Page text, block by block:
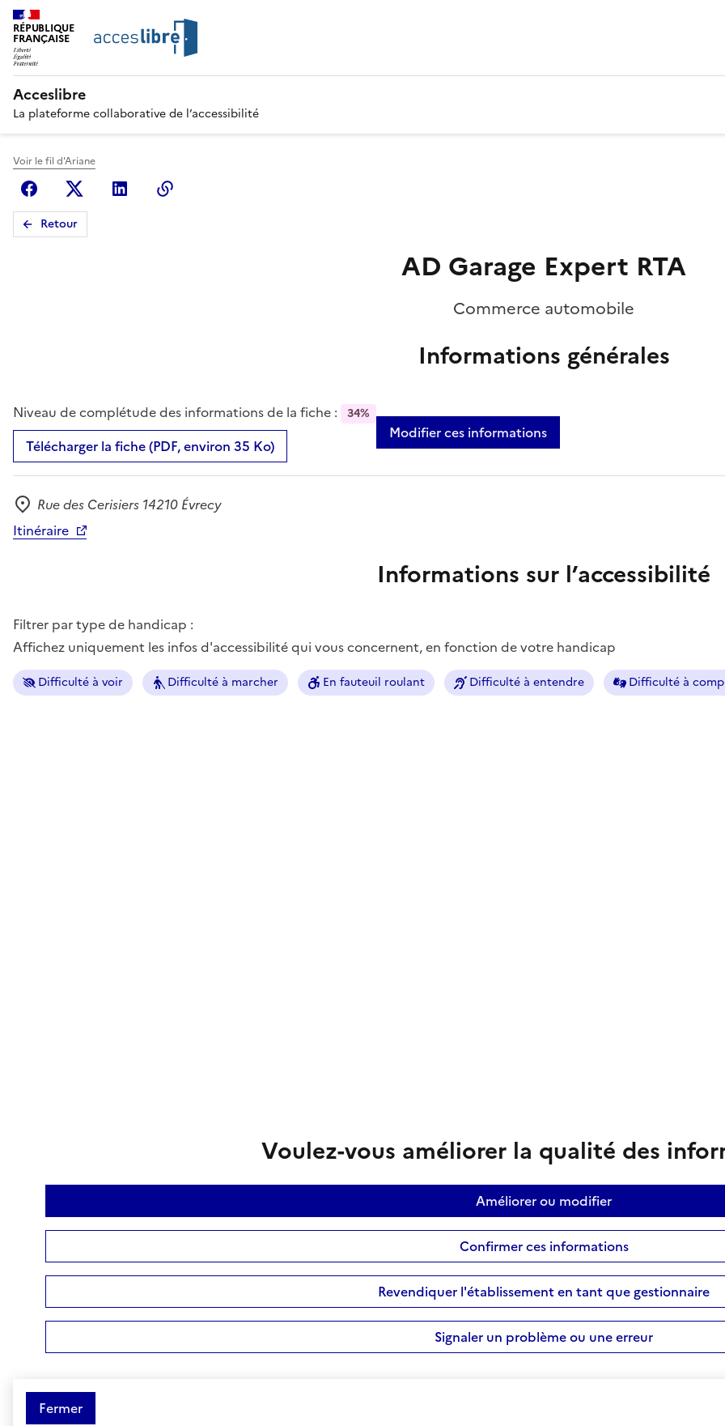
RÉPUBLIQUE
FRANÇAISE
Acceslibre
La plateforme collaborative de l’accessibilité
Voir le fil d'Ariane
FacebookX (anciennement Twitter)
Linkedin
Retour
AD Garage Expert RTA
Commerce automobile
Informations générales
Niveau de complétude des informations de la fiche : 34%
Télécharger la fiche (PDF, environ 35 Ko)
Modifier ces informations
Adresse
Rue des Cerisiers 14210 Évrecy
Itinéraire
Informations sur l’accessibilité
Filtrer par type de handicap :
Affichez uniquement les infos d'accessibilité qui vous concernent, en fonction de votre handicap
Difficulté à voir Difficulté à marcher En fauteuil roulant Difficulté à entendre Difficulté à
Voulez-vous améliorer la qualité des
Améliorer ou modifier
Confirmer ces informations
Revendiquer l'établissement en tant que gestionnaire
Signaler un problème ou une erreur
Fermer